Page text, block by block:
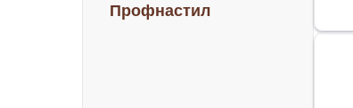
Профнастил